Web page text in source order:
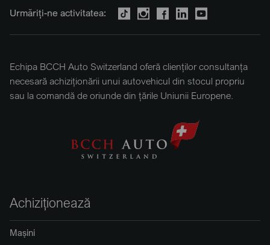
Urmăriți-ne activitatea:
Echipa BCCH Auto Switzerland oferă clienților consultanța
necesară achiziționării unui autovehicul din stocul propriu
sau la comandă de oriunde din țările Uniunii Europene.
Achiziționează
Mașini